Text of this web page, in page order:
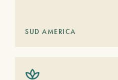
SUD AMERICA